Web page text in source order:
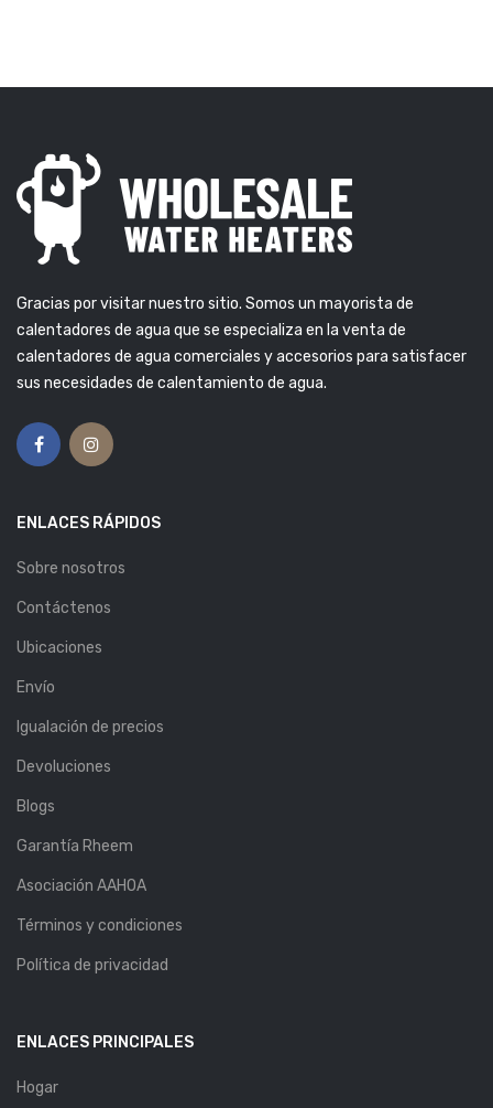
Gracias por visitar nuestro sitio. Somos un mayorista de
calentadores de agua que se especializa en la venta de
calentadores de agua comerciales y accesorios para satisfacer
sus necesidades de calentamiento de agua.
ENLACES RÁPIDOS
Sobre nosotros
Contáctenos
Ubicaciones
Envío
Igualación de precios
Devoluciones
Blogs
Garantía Rheem
Asociación AAHOA
Términos y condiciones
Política de privacidad
ENLACES PRINCIPALES
Hogar